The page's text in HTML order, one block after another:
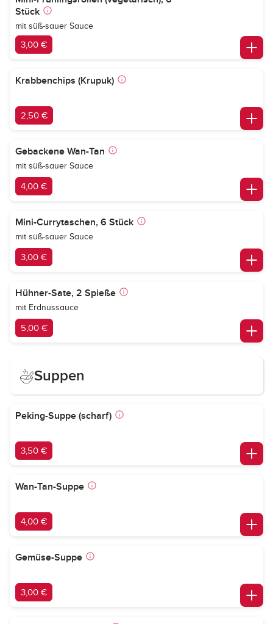
Stück
mit süß-sauer Sauce
3,00 €
Krabbenchips (Krupuk)
2,50 €
Gebackene Wan-Tan
mit süß-sauer Sauce
4,00 €
Mini-Currytaschen, 6 Stück
mit süß-sauer Sauce
3,00 €
Hühner-Sate, 2 Spieße
mit Erdnussauce
5,00 €
Suppen
Peking-Suppe (scharf)
3,50 €
Wan-Tan-Suppe
4,00 €
Gemüse-Suppe
3,00 €